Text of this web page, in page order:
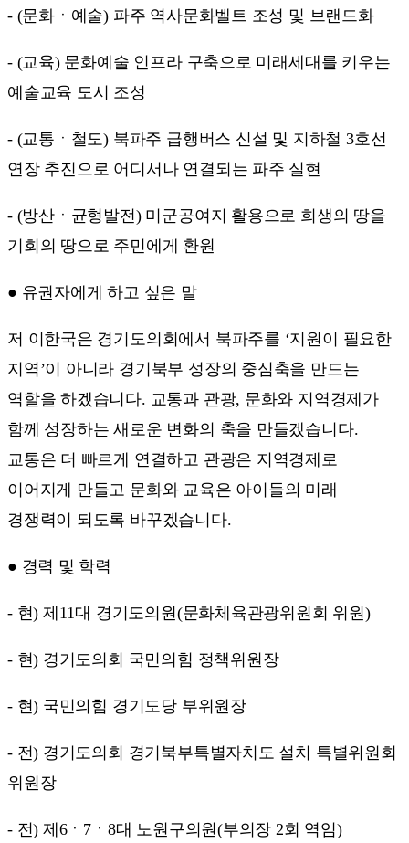
- (문화ㆍ예술) 파주 역사문화벨트 조성 및 브랜드화
- (교육) 문화예술 인프라 구축으로 미래세대를 키우는
예술교육 도시 조성
- (교통ㆍ철도) 북파주 급행버스 신설 및 지하철 3호선
연장 추진으로 어디서나 연결되는 파주 실현
- (방산ㆍ균형발전) 미군공여지 활용으로 희생의 땅을
기회의 땅으로 주민에게 환원
● 유권자에게 하고 싶은 말
저 이한국은 경기도의회에서 북파주를 ‘지원이 필요한
지역’이 아니라 경기북부 성장의 중심축을 만드는
역할을 하겠습니다. 교통과 관광, 문화와 지역경제가
함께 성장하는 새로운 변화의 축을 만들겠습니다.
교통은 더 빠르게 연결하고 관광은 지역경제로
이어지게 만들고 문화와 교육은 아이들의 미래
경쟁력이 되도록 바꾸겠습니다.
● 경력 및 학력
- 현) 제11대 경기도의원(문화체육관광위원회 위원)
- 현) 경기도의회 국민의힘 정책위원장
- 현) 국민의힘 경기도당 부위원장
- 전) 경기도의회 경기북부특별자치도 설치 특별위원회
위원장
- 전) 제6ㆍ7ㆍ8대 노원구의원(부의장 2회 역임)